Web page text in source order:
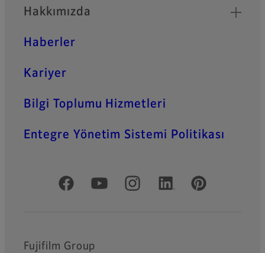
Hakkımızda
Haberler
Kariyer
Bilgi Toplumu Hizmetleri
Entegre Yönetim Sistemi Politikası
Resmi Sosyal Medya
Fujifilm Group